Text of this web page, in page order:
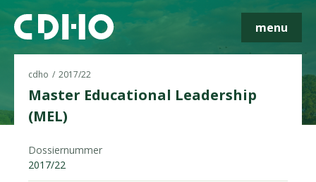
menu
cdho 2017/22
Master Educational Leadership
(MEL)
Dossiernummer
2017/22